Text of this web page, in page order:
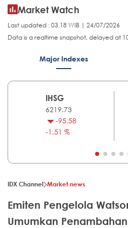
Market Watch
Last updated : 03.18 WIB | 24/07/2026
Data is a realtime snapshot, delayed at
Major Indexes
IHSG
6219.73
-95.58
-1.51 %
IDX Channel Market news
Emiten Pengelola
Umumkan